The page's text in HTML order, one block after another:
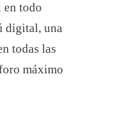
en todo
digital, una
todas las
máximo